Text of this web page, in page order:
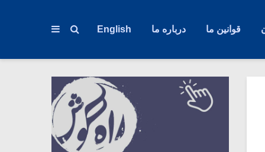
قوانین ما درباره ما English